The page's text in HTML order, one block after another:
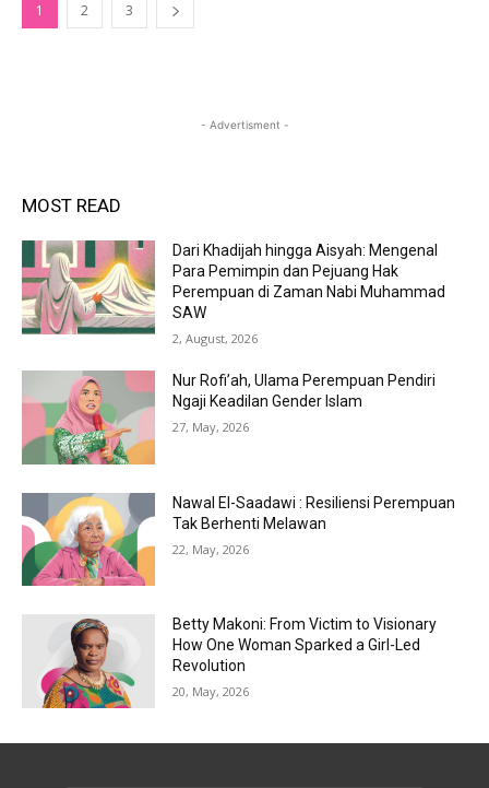
1 2 3
- Advertisment -
MOST READ
Dari Khadijah hingga Aisyah: Mengenal
Para Pemimpin dan Pejuang Hak
Perempuan di Zaman Nabi Muhammad
SAW
2, August, 2026
Nur Rofi’ah, Ulama Perempuan Pendiri
Ngaji Keadilan Gender Islam
27, May, 2026
Nawal El-Saadawi : Resiliensi Perempuan
Tak Berhenti Melawan
22, May, 2026
Betty Makoni: From Victim to Visionary
How One Woman Sparked a Girl-Led
Revolution
20, May, 2026